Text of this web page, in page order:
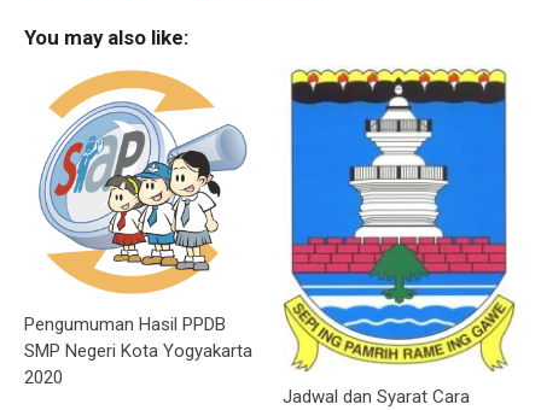
You may also like:
Pengumuman Hasil PPDB
SMP Negeri Kota Yogyakarta
2020
Jadwal dan Syarat Cara